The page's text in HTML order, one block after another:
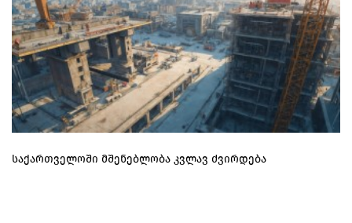
საქართველოში მშენებლობა კვლავ ძვირდება